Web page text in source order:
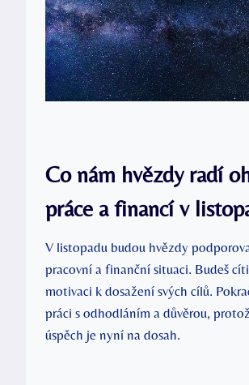
Co nám hvězdy radí
práce a financí v
V listopadu budou hvězdy
pracovní a finanční situaci. Budeš
motivaci k dosažení svých cílů.
práci s odhodláním a důvěrou,
úspěch je nyní na dosah.